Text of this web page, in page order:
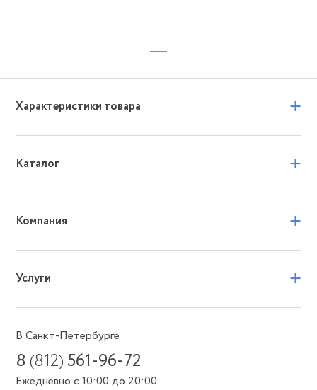
Характеристики товара +
Каталог +
Компания +
Услуги +
В Санкт-Петербурге
8(812) 561-96-72
Ежедневно с 10:00 до 20:00